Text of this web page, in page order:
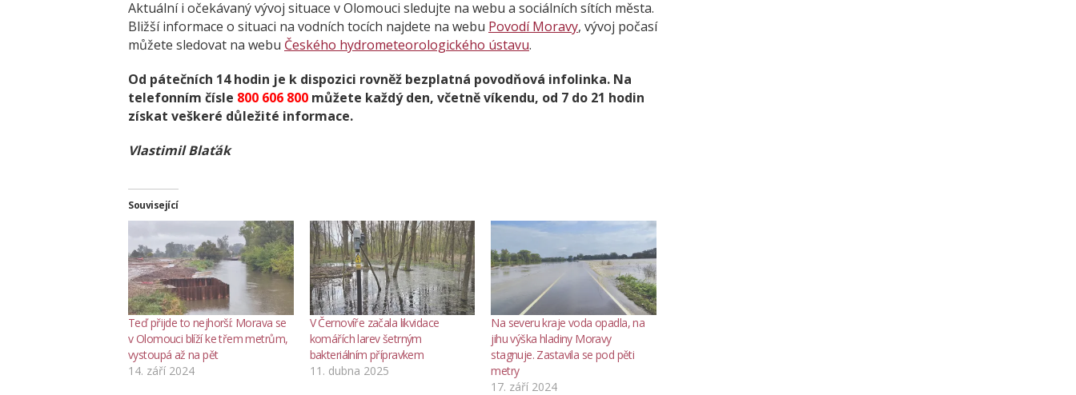
Aktuální i očekávaný vývoj situace v Olomouci sledujte na webu a sociálních sítích města.
Bližší informace o situaci na vodních tocích najdete na webu Povodí Moravy, vývoj počasí
můžete sledovat na webu Českého hydrometeorologického ústavu.
Od pátečních 14 hodin je k dispozici rovněž bezplatná povodňová infolinka. Na
telefonním čísle 800 606 800 můžete každý den, včetně víkendu, od 7 do 21 hodin
získat veškeré důležité informace.
Vlastimil Blaťák
Související
Teď přijde to nejhorší: Morava se
v Olomouci blíží ke třem metrům,
vystoupá až na pět
14. září 2024
V Černovíře začala likvidace
komářích larev šetrným
bakteriálním přípravkem
11. dubna 2025
Na severu kraje voda opadla, na
jihu výška hladiny Moravy
stagnuje. Zastavila se pod pěti
metry
17. září 2024